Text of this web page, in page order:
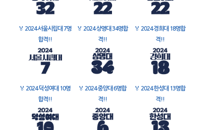
🏅 2024 서울시립대 7명
합격!!
🏅 2024 상명대 34명합
격!!
🏅 2024 경희대 18명합
격!!
🏅 2024 덕성여대 10명
합격!!
🏅 2024 중앙대 6명합
격!!
🏅 2024 한성대 13명합
격!!